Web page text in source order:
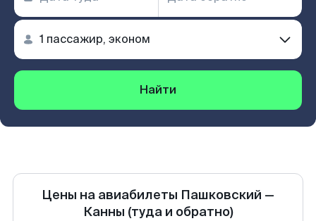
Найти
Цены на авиабилеты Пашковский —
Канны (туда и обратно)